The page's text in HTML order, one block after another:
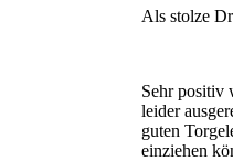
Als stolze
Sehr positiv
leider
guten
einziehen